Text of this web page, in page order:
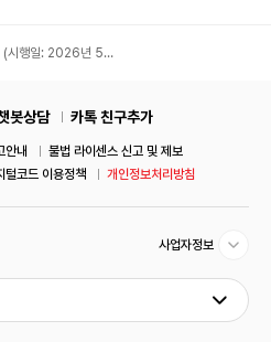
(시행일: 2026년 5월
봇상담 카톡 친구추가
안내
불법 라이센스 신고 및 제보
털코드 이용정책 개인정보처리방침
사업자정보